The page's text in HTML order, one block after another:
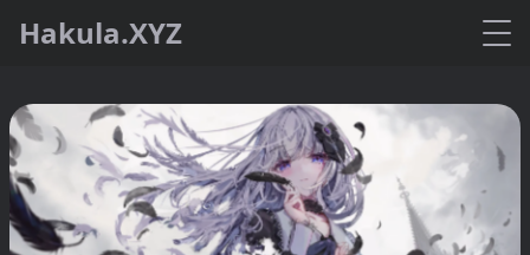
Hakula.XYZ